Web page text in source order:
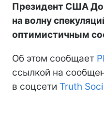
Президент США
на волну
оптимистичным
Об этом сообщает
ссылкой на
в соцсети Truth